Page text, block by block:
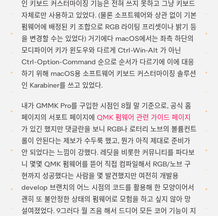
인 키보드 커스터마이징 기능은 전혀 쓰지 못하고 그냥 키보드
자체로만 사용하고 있었다. (물론 소프트웨어와 상관 없이 기본
펌웨어에 배정된 키 조합으로 RGB 라이팅 프리셋이나 밝기 등
을 변경할 수는 있었다) 거기에다 macOS에서는 좌측 하단의
모디파이어 키가 윈도우와 다르게 Ctrl-Win-Alt 가 아닌
Ctrl-Option-Command 순으로 순서가 다르기에 이에 대응
하기 위해 macOS용 소프트웨어 키보드 커스터마이징 솔루션
인 Karabiner를 쓰고 있었다.
내가 GMMK Pro를 구입한 시점인 8월 말 기준으로, 공식 홈
페이지의 서포트 페이지에 QMK 펌웨어 관련 가이드 페이지
가 있긴 했지만 댓글란을 보니 RGB나 로터리 노브의 볼륨컨트
롤이 안된다는 제보가 수두룩 했고, 뭔가 아직 제대로 준비가
안 되었다는 느낌이 강했다. 레딧을 비롯한 커뮤니티를 파다보
니 몇몇 QMK 펌웨어를 뜯어 직접 컴파일해서 RGB/노브 구
현까지 성공했다는 사람을 몇 발견했지만 여전히 개발용
develop 브랜치의 어느 시점의 코드를 활용해 한 모양이어서
괜히 또 불안정한 상태의 펌웨어로 모험을 하고 싶지 않아 망
설여졌었다. 9그러다 월 즈음 해서 드디어 모든 코어 기능이 지